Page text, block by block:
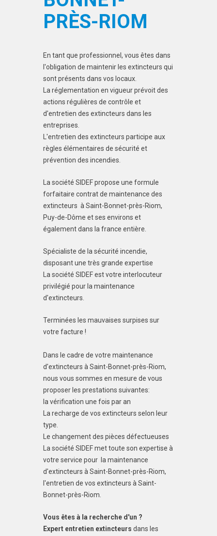
PRÈS-RIOM
En tant que professionnel, vous êtes dans
l'obligation de maintenir les extincteurs qui
sont présents dans vos locaux.
La réglementation en vigueur prévoit des
actions régulières de contrôle et
d'entretien des extincteurs dans les
entreprises.
L'entretien des extincteurs participe aux
règles élémentaires de sécurité et
prévention des incendies.
La société SIDEF propose une formule
forfaitaire contrat de maintenance des
extincteurs à Saint-Bonnet-près-Riom,
Puy-de-Dôme et ses environs et
également dans la france entière.
Spécialiste de la sécurité incendie,
disposant une très grande expertise
La société SIDEF est votre interlocuteur
privilégié pour la maintenance
d'extincteurs.
Terminées les mauvaises surpises sur
votre facture !
Dans le cadre de votre maintenance
d'extincteurs à Saint-Bonnet-près-Riom,
nous vous sommes en mesure de vous
proposer les prestations suivantes:
la vérification une fois par an
La recharge de vos extincteurs selon leur
type.
Le changement des pièces défectueuses
La société SIDEF met toute son expertise à
votre service pour la maintenance
d'extincteurs à Saint-Bonnet-près-Riom,
l'entretien de vos extincteurs à Saint-
Bonnet-près-Riom.
Vous êtes à la recherche d'un ?
Expert entretien extincteurs dans les